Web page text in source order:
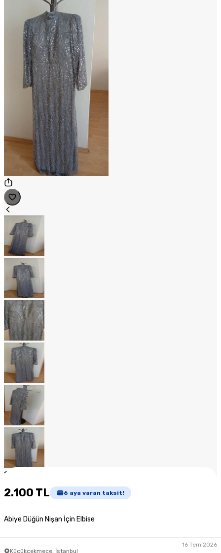
1
2.100 TL 6 aya varan taksit!
Abiye Düğün Nişan İçin Elbise
Küçükçekmece, İstanbul
16 Tem 2026